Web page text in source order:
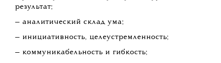
результат;
— аналитический склад ума;
— инициативность, целеустремленность;
— коммуникабельность и гибкость;